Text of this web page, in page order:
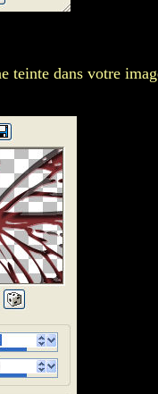
teinte dans votre